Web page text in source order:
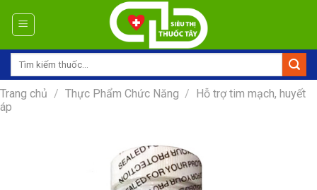
Tìm
Trang chủ / Thực Phẩm Chức Năng / Hỗ trợ tim mạch, huyết
áp